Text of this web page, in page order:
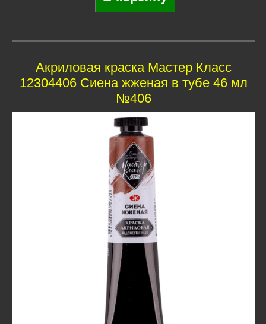
Акриловая краска Мастер Класс
12304406 Сиена жженая в тубе 46 мл
№406